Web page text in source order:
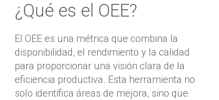
¿Qué es el OEE?
El OEE es una métrica que combina la
disponibilidad, el rendimiento y la calidad
para proporcionar una visión clara de la
eficiencia productiva. Esta herramienta no
solo identifica áreas de mejora, sino que